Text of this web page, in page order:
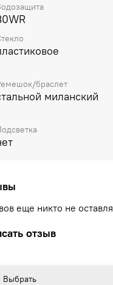
браслет
миланский
еще никто не
отзыв
Выбрать